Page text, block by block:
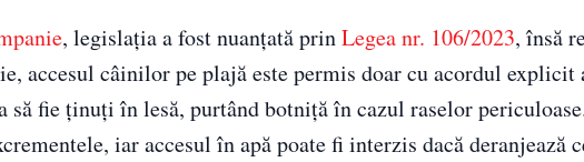
, legislația a fost nuanțată prinLegea nr. 106/2023, însă
accesul câinilor pe plajă este permis doar cu acordul explicit
fie ținuți în lesă, purtând botniță în cazul raselor
iar accesul în apă poate fi interzis dacă deranjează